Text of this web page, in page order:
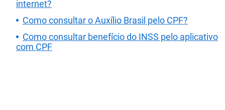
internet?
Como consultar o Auxílio Brasil pelo CPF?
Como consultar benefício do INSS pelo aplicativo
com CPF